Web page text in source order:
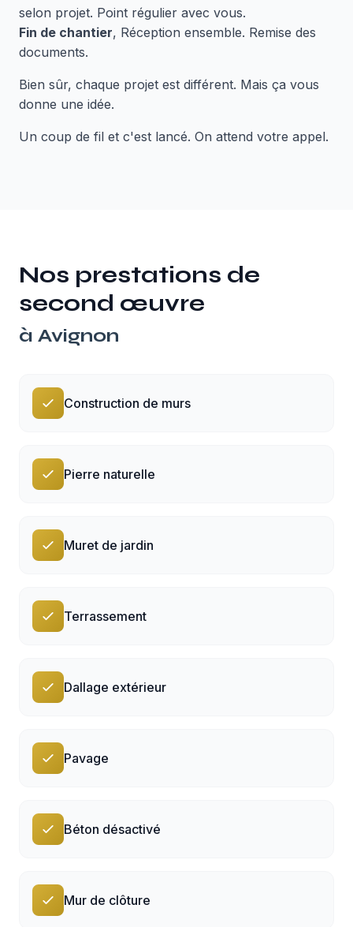
selon projet. Point régulier avec vous.
Fin de chantier, Réception ensemble. Remise des
documents.
Bien sûr, chaque projet est différent. Mais ça vous
donne une idée.
Un coup de fil et c'est lancé. On attend votre appel.
Nos prestations de
second œuvre
à Avignon
Construction de murs
Pierre naturelle
Muret de jardin
Terrassement
Dallage extérieur
Pavage
Béton désactivé
Mur de clôture